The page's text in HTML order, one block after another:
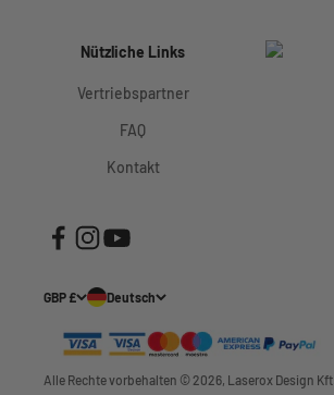
Nützliche Links
Vertriebspartner
FAQ
Kontakt
GBP £ Deutsch
Alle Rechte vorbehalten © 2026, Laserox Design Kft.